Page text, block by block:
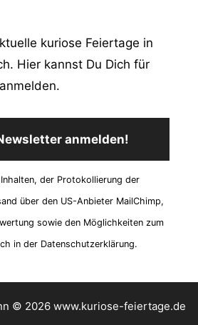
kuriose Feiertage in
Hier kannst Du Dich für
anmelden!
der Protokollierung der
über den US-Anbieter MailChimp,
sowie den Möglichkeiten zum
in der Datenschutzerklärung.
© 2026 www.kuriose-feiertage.de